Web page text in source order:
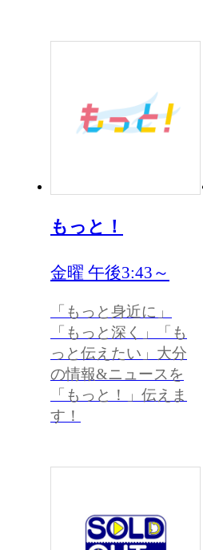
もっと！
金曜 午後3:43～
「もっと身近に」
「もっと深く」「も
っと伝えたい」大分
の情報&ニュースを
「もっと！」伝えま
す！